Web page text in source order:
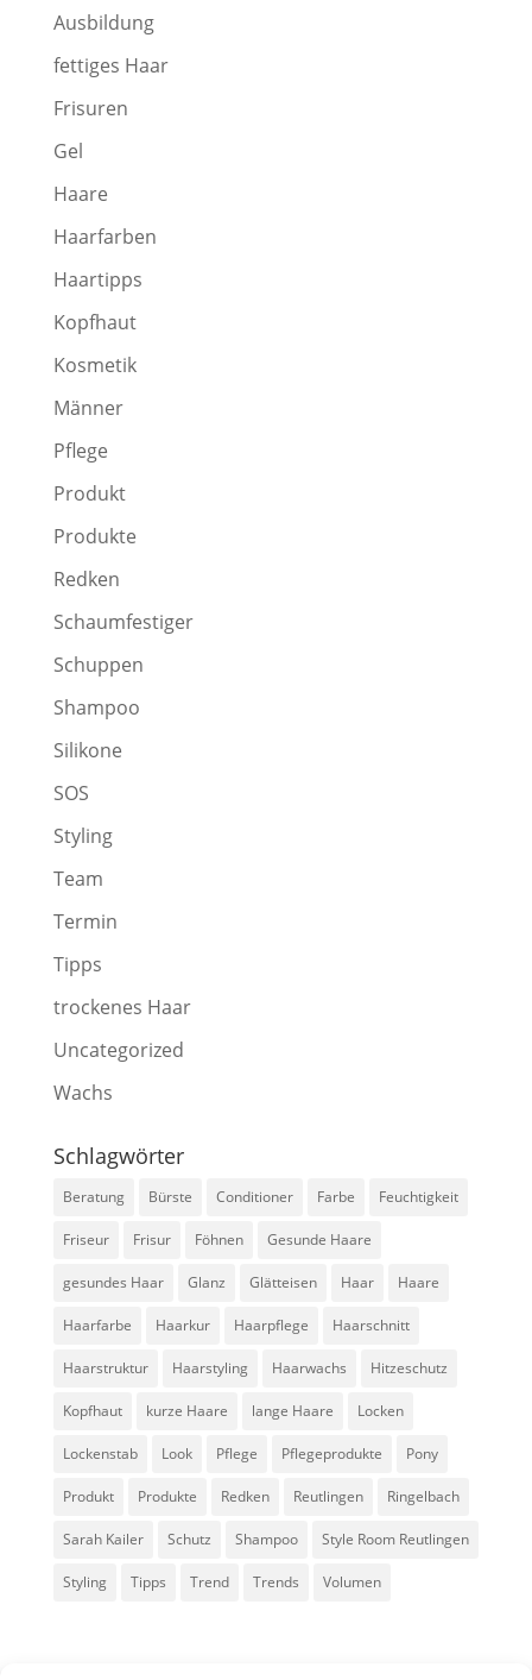
Ausbildung
fettiges Haar
Frisuren
Gel
Haare
Haarfarben
Haartipps
Kopfhaut
Kosmetik
Männer
Pflege
Produkt
Produkte
Redken
Schaumfestiger
Schuppen
Shampoo
Silikone
SOS
Styling
Team
Termin
Tipps
trockenes Haar
Uncategorized
Wachs
Schlagwörter
Beratung Bürste Conditioner Farbe Feuchtigkeit
Friseur Frisur Föhnen Gesunde Haare
gesundes Haar Glanz Glätteisen Haar Haare
Haarfarbe Haarkur Haarpflege Haarschnitt
Haarstruktur Haarstyling Haarwachs Hitzeschutz
Kopfhaut kurze Haare lange Haare Locken
Lockenstab Look Pflege Pflegeprodukte Pony
Produkt Produkte Redken Reutlingen Ringelbach
Sarah Kailer Schutz Shampoo Style Room Reutlingen
Styling Tipps Trend Trends Volumen